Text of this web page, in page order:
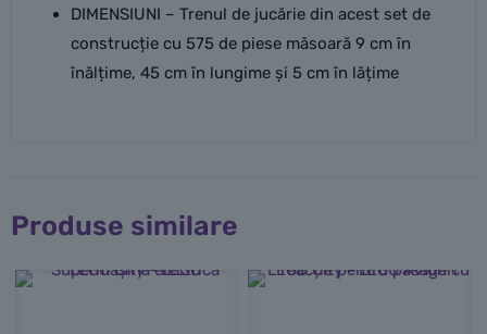
DIMENSIUNI – Trenul de jucărie din acest set de
construcție cu 575 de piese măsoară 9 cm în
înălțime, 45 cm în lungime și 5 cm în lățime
Produse similare